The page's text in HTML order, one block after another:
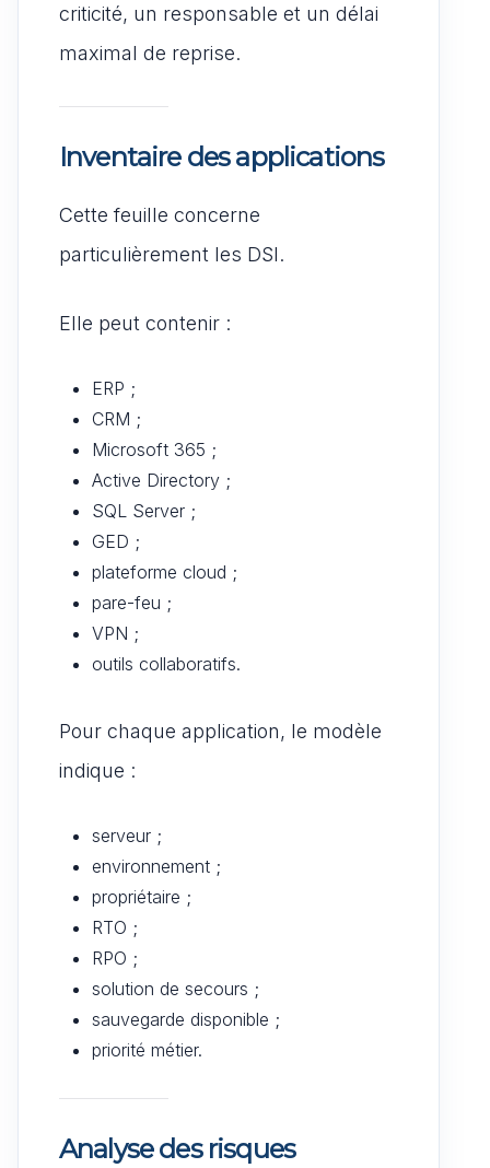
criticité, un responsable et un délai
maximal de reprise.
Inventaire des applications
Cette feuille concerne
particulièrement les DSI.
Elle peut contenir :
ERP ;
CRM ;
Microsoft 365 ;
Active Directory ;
SQL Server ;
GED ;
plateforme cloud ;
pare-feu ;
VPN ;
outils collaboratifs.
Pour chaque application, le modèle
indique :
serveur ;
environnement ;
propriétaire ;
RTO ;
RPO ;
solution de secours ;
sauvegarde disponible ;
priorité métier.
Analyse des risques